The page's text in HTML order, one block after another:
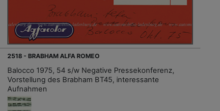
2518 - BRABHAM ALFA ROMEO
Balocco 1975, 54 s/w Negative Pressekonferenz,
Vorstellung des Brabham BT45, interessante
Aufnahmen